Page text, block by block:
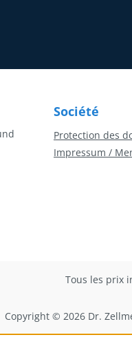
Société
Protection des
Impressum /
Tous les prix
Copyright © 2026 Dr.